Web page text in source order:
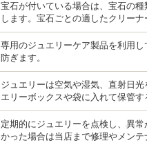
宝石が付いている場合は、宝石の
します。宝石ごとの適したクリーナ
専用のジュエリーケア製品を利用
防ぎます。
ジュエリーは空気や湿気、直射日
エリーボックスや袋に入れて保管す
定期的にジュエリーを点検し、異
かった場合は当店まで修理やメンテ